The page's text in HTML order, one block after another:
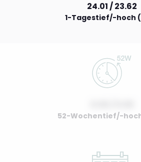
24.01 / 23.62
1-Tagestief/-hoch
52-Wochentief/-hoch